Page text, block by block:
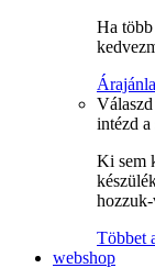
Ha
intézd
Ki sem
Többet
webshop